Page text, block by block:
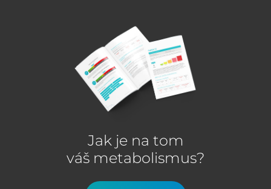
Jak je na tom
váš metabolismus?